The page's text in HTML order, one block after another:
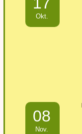
Okt.
08
Nov.